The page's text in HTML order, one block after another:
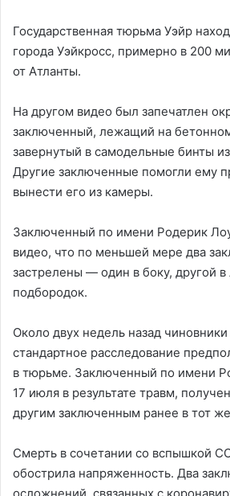
Государственная тюрьма Уэйр
города Уэйкросс, примерно в 200
от Атланты.
На другом видео был запечатлен
заключенный, лежащий на
завернутый в самодельные бинты
Другие заключенные помогли ему
вынести его из камеры.
Заключенный по имени Родерик
видео, что по меньшей мере два
застрелены — один в боку, другой в
подбородок.
Около двух недель назад
стандартное расследование
в тюрьме. Заключенный по имени
17 июля в результате травм,
другим заключенным ранее в тот
Смерть в сочетании со вспышкой
обострила напряженность. Два